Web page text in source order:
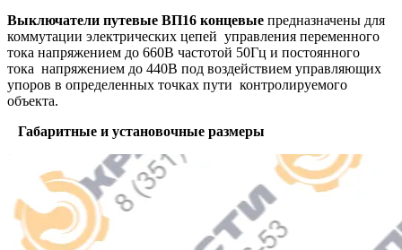
Выключатели путевые ВП16 концевые предназначены для
коммутации электрических цепей управления переменного
тока напряжением до 660В частотой 50Гц и постоянного
тока напряжением до 440В под воздействием управляющих
упоров в определенных точках пути контролируемого
объекта.
Габаритные и установочные размеры